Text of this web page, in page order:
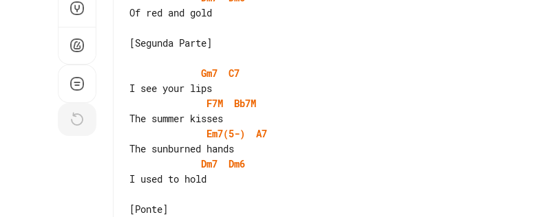
Of red and gold
[Segunda Parte]
Gm7
C7
F7M
Bb7M
Em7(5-)
A7
Dm7
Dm6
I used to hold
[Ponte]